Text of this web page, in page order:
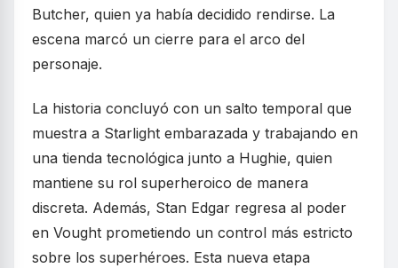
Butcher, quien ya había decidido rendirse. La
escena marcó un cierre para el arco del
personaje.
La historia concluyó con un salto temporal que
muestra a Starlight embarazada y trabajando en
una tienda tecnológica junto a Hughie, quien
mantiene su rol superheroico de manera
discreta. Además, Stan Edgar regresa al poder
en Vought prometiendo un control más estricto
sobre los superhéroes. Esta nueva etapa